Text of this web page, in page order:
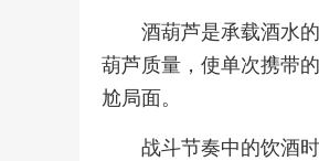
酒葫芦是承载酒水
葫芦质量，使单次携带
尬局面。
战斗节奏中的饮酒